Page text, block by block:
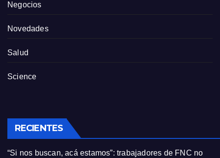
Negocios
Novedades
Salud
Science
RECIENTES
“Si nos buscan, acá estamos”: trabajadores de FNC no